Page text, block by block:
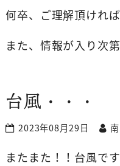
何卒、ご理解頂ければ
また、情報が入り次
台風・・・
2023年08月29日
またまた！！台風です